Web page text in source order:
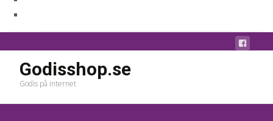
Godisshop.se
Godis på internet